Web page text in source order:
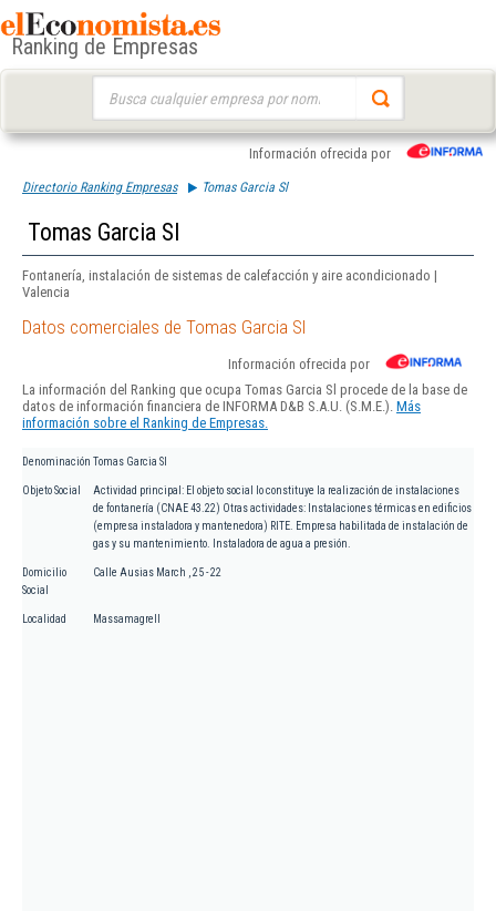
Ranking de Empresas
Información ofrecida por
Directorio Ranking Empresas Tomas Garcia Sl
Tomas Garcia Sl
Fontanería, instalación de sistemas de calefacción y aire acondicionado |
Valencia
Datos comerciales de Tomas Garcia Sl
Información ofrecida por
La información del Ranking que ocupa Tomas Garcia Sl procede de la base de
datos de información financiera de INFORMA D&B S.A.U. (S.M.E.). Más
información sobre el Ranking de Empresas.
Denominación Tomas Garcia Sl
Objeto Social
Actividad principal: El objeto social lo constituye la realización de instalaciones
de fontanería (CNAE 43.22) Otras actividades: Instalaciones térmicas en edificios
(empresa instaladora y mantenedora) RITE. Empresa habilitada de instalación de
gas y su mantenimiento. Instaladora de agua a presión.
Domicilio
Social
Calle Ausias March , 25 - 22
Localidad Massamagrell